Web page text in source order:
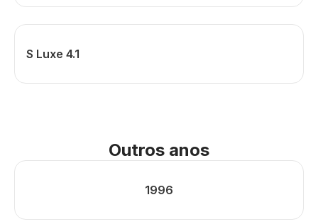
S Luxe 4.1
Outros anos
1996